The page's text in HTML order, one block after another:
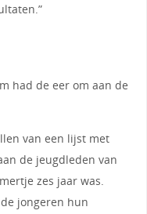
had de eer om aan de
van een lijst met
de jeugdleden van
zes jaar was.
jongeren hun